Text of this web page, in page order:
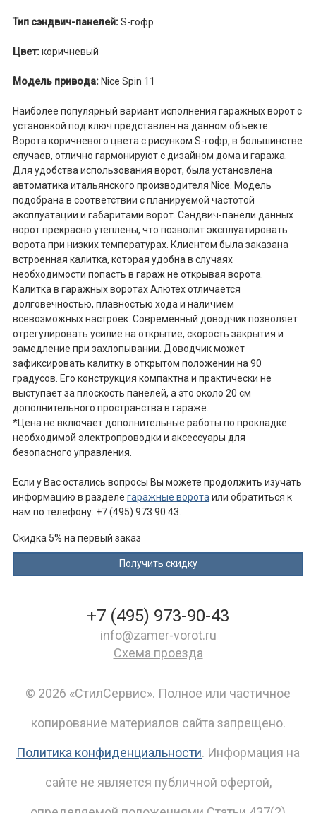
Тип сэндвич-панелей:S-гофр
Цвет:коричневый
Модель привода: Nice Spin 11
Наиболее популярный вариант исполнения гаражных ворот с
установкой под ключ представлен на данном объекте.
Ворота коричневого цвета с рисунком S-гофр, в большинстве
случаев, отлично гармонируют с дизайном дома и гаража.
Для удобства использования ворот, была установлена
автоматика итальянского производителя Nice. Модель
подобрана в соответствии с планируемой частотой
эксплуатации и габаритами ворот. Сэндвич-панели данных
ворот прекрасно утеплены, что позволит эксплуатировать
ворота при низких температурах. Клиентом была заказана
встроенная калитка, которая удобна в случаях
необходимости попасть в гараж не открывая ворота.
Калитка в гаражных воротах Алютех отличается
долговечностью, плавностью хода и наличием
всевозможных настроек. Современный доводчик позволяет
отрегулировать усилие на открытие, скорость закрытия и
замедление при захлопывании. Доводчик может
зафиксировать калитку в открытом положении на 90
градусов. Его конструкция компактна и практически не
выступает за плоскость панелей, а это около 20 см
дополнительного пространства в гараже.
*Цена не включает дополнительные работы по прокладке
необходимой электропроводки и аксессуары для
безопасного управления.
Если у Вас остались вопросы Вы можете продолжить изучать
информацию в разделе гаражные ворота или обратиться к
нам по телефону: +7 (495) 973 90 43.
Скидка 5% на первый заказ
+7 (495) 973-90-43
info@zamer-vorot.ru
Схема проезда
© 2026 «СтилСервис». Полное или частичное
копирование материалов сайта запрещено.
Политика конфиденциальности. Информация на
сайте не является публичной офертой,